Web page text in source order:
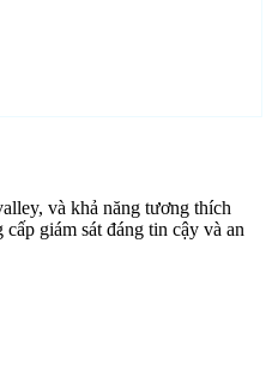
và khả năng tương thích
giám sát đáng tin cậy và an